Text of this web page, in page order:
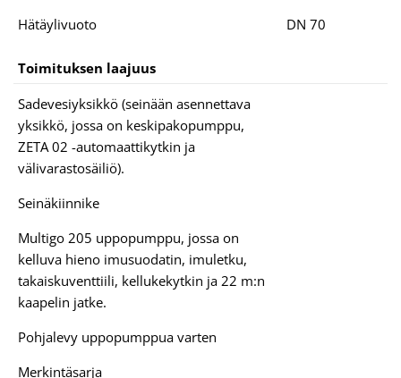
Hätäylivuoto DN 70
Toimituksen laajuus
Sadevesiyksikkö (seinään asennettava
yksikkö, jossa on keskipakopumppu,
ZETA 02 -automaattikytkin ja
välivarastosäiliö).
Seinäkiinnike
Multigo 205 uppopumppu, jossa on
kelluva hieno imusuodatin, imuletku,
takaiskuventtiili, kellukekytkin ja 22 m:n
kaapelin jatke.
Pohjalevy uppopumppua varten
Merkintäsarja